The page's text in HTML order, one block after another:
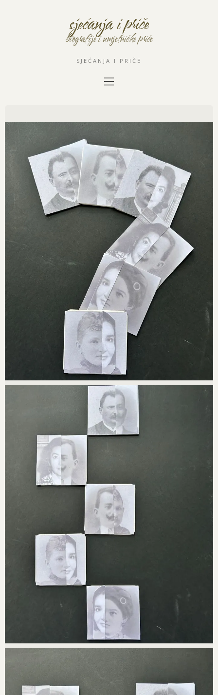
sjećanja i priče
biografije i umjetničke priče
SJEĆANJA I PRIČE